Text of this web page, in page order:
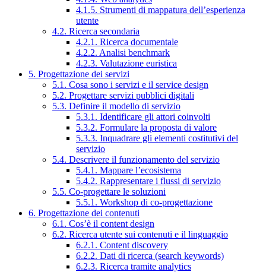
4.1.5. Strumenti di mappatura dell’esperienza
utente
4.2. Ricerca secondaria
4.2.1. Ricerca documentale
4.2.2. Analisi benchmark
4.2.3. Valutazione euristica
5. Progettazione dei servizi
5.1. Cosa sono i servizi e il service design
5.2. Progettare servizi pubblici digitali
5.3. Definire il modello di servizio
5.3.1. Identificare gli attori coinvolti
5.3.2. Formulare la proposta di valore
5.3.3. Inquadrare gli elementi costitutivi del
servizio
5.4. Descrivere il funzionamento del servizio
5.4.1. Mappare l’ecosistema
5.4.2. Rappresentare i flussi di servizio
5.5. Co-progettare le soluzioni
5.5.1. Workshop di co-progettazione
6. Progettazione dei contenuti
6.1. Cos’è il content design
6.2. Ricerca utente sui contenuti e il linguaggio
6.2.1. Content discovery
6.2.2. Dati di ricerca (search keywords)
6.2.3. Ricerca tramite analytics